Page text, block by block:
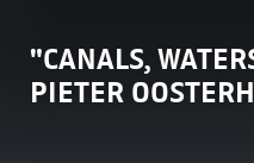
"CANALS,
PIETER